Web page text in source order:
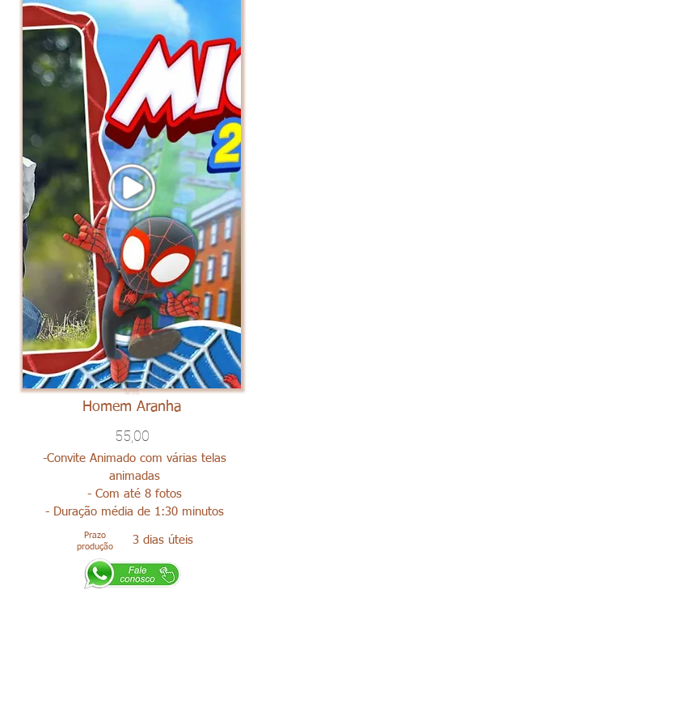
Homem Aranha
55,00
-Convite Animado com várias telas
animadas
- Com até 8 fotos
- Duração média de 1:30 minutos
Prazo
produção
3 dias úteis